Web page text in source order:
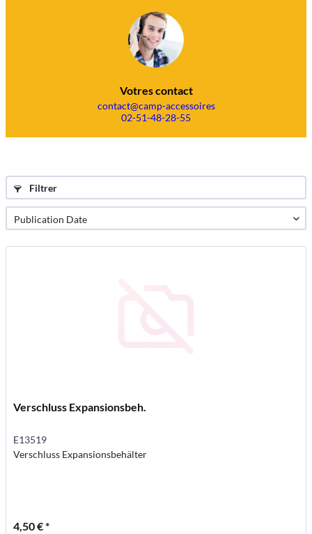
Votres contact
contact@camp-accessoires
02-51-48-28-55
Filtrer
Verschluss Expansionsbeh.
E13519
Verschluss Expansionsbehälter
4,50 € *